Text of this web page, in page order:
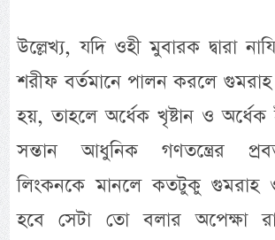
উল্লেখ্য, যদি ওহী মুবারক দ্বারা
শরীফ বর্তমানে পালন করলে
হয়, তাহলে অর্ধেক খৃষ্টান ও
সন্তান আধুনিক গণতন্ত্রের
লিংকনকে মানলে কতটুকু গুমরাহ
হবে সেটা তো বলার অপেক্ষা